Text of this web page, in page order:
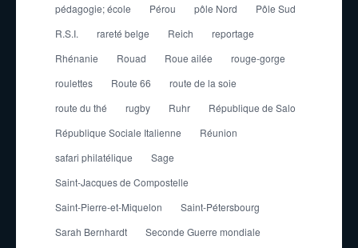
pédagogie; école
Pérou pôle Nord
Pôle Sud
R.S.I.
rareté belge Reich
reportage
Rhénanie
Rouad Roue ailée
rouge-gorge
roulettes
Route 66
route de la soie
route du thé
rugby Ruhr
République de Salo
République Sociale Italienne
Réunion
safari philatélique
Sage
Saint-Jacques de Compostelle
Saint-Pierre-et-Miquelon
Saint-Pétersbourg
Sarah Bernhardt
Seconde Guerre mondiale